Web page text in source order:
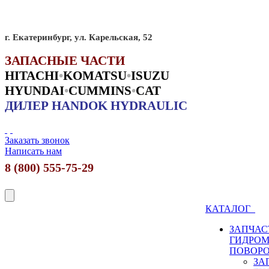
г. Екатеринбург, ул. Карельская, 52
ЗАПАСНЫЕ ЧАСТИ
HITACHI•KOMATSU•ISUZU
HYUNDAI•CUMMINS•CAT
ДИЛЕР HANDOK HYDRAULIC
Заказать звонок
Написать нам
8 (800) 555-75-29
КАТАЛОГ